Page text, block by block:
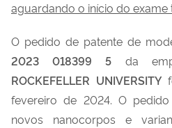
aguardando o início do exame
O pedido de patente de
2023 018399 5 da
ROCKEFELLER UNIVERSITY
fevereiro de 2024. O
novos nanocorpos e